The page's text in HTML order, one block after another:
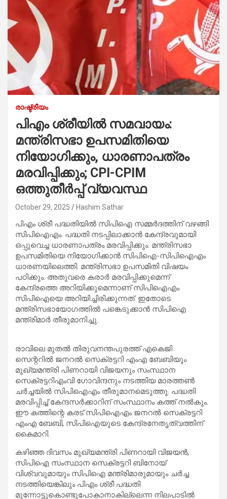
രാഷ്ട്രീയം
പിഎം ശ്രീയിൽ സമവായം:
മന്ത്രിസഭാ ഉപസമിതിയെ
നിയോഗിക്കും, ധാരണാപത്രം
മരവിപ്പിക്കും; CPI-CPIM
ഒത്തുതീർപ്പ് വ്യവസ്ഥ
October 29, 2025 Hashim Sathar
പിഎം ശ്രീ പദ്ധതിയില്‍ സിപിഐ സമ്മർദത്തിന് വഴങ്ങി
സിപിഐഎം. പദ്ധതി നടപ്പിലാക്കാന്‍ കേന്ദ്രവുമായി
ഒപ്പുവെച്ച ധാരണാപത്രം മരവിപ്പിക്കും. മന്ത്രിസഭാ
ഉപസമിതിയെ നിയോഗിക്കാൻ സിപിഐ-സിപിഐഎം
ധാരണയിലെത്തി. മന്ത്രിസഭാ ഉപസമിതി വിഷയം
പഠിക്കും. അതുവരെ കരാർ മരവിപ്പിക്കുമെന്ന്
കേന്ദ്രത്തെ അറിയിക്കുമെന്നാണ് സിപിഐഎം
സിപിഐയെ അറിയിച്ചിരിക്കുന്നത്. ഇതോടെ
മന്ത്രിസഭായോഗത്തില്‍ പങ്കെടുക്കാന്‍ സിപിഐ
മന്ത്രിമാർ തീരുമാനിച്ചു.
രാവിലെ മുതല്‍ തിരുവനന്തപുരത്ത് എകെജി
സെന്ററില്‍ ജനറല്‍ സെക്രട്ടറി എംഎ ബേബിയും
മുഖ്യമന്ത്രി പിണറായി വിജയനും സംസ്ഥാന
സെക്രട്ടറിഎംവി ഗോവിന്ദനും നടത്തിയ മാരത്തണ്‍
ചർച്ചയില്‍ സിപിഐഎം തീരുമാനമെടുത്തു. പദ്ധതി
മരവിപ്പിച്ച് കേന്ദസർക്കാറിന് സംസ്ഥാനം കത്ത് നല്‍കും.
ഈ കത്തിന്റെ കരട് സിപിഐഎം ജനറല്‍ സെക്രട്ടറി
എംഎ ബേബി, സിപിഐയുടെ കേന്ദ്രനേതൃത്വത്തിന്
കൈമാറി.
കഴിഞ്ഞ ദിവസം മുഖ്യമന്ത്രി പിണറായി വിജയന്‍,
സിപിഐ സംസ്ഥാന സെക്രട്ടറി ബിനോയ്
വിശ്വവുമായും സിപിഐ മന്ത്രിമാരുമായും ചർച്ച
നടത്തിയെങ്കിലും പിഎം ശ്രീ പദ്ധതി
മുന്നോട്ടുകൊണ്ടുപോകാനാകില്ലെന്ന നിലപാടില്‍